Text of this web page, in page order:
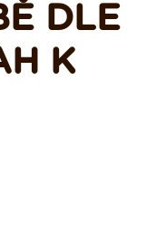
DLE
K